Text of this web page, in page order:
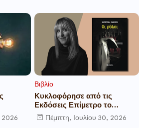
Θ.
2026
Βιβλίο
Κυκλοφόρησε από τις
Εκδόσεις Επίμετρο το
αστυνομικό μυθιστόρημα της
Κατερίνας Πανούση Οι ρόλοι
Πέμπτη, Ιουλίου 30, 2026